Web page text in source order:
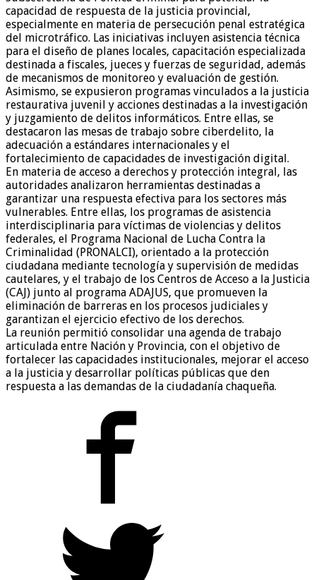
capacidad de respuesta de la justicia provincial,
especialmente en materia de persecución penal estratégica
del microtráfico. Las iniciativas incluyen asistencia técnica
para el diseño de planes locales, capacitación especializada
destinada a fiscales, jueces y fuerzas de seguridad, además
de mecanismos de monitoreo y evaluación de gestión.
Asimismo, se expusieron programas vinculados a la justicia
restaurativa juvenil y acciones destinadas a la investigación
y juzgamiento de delitos informáticos. Entre ellas, se
destacaron las mesas de trabajo sobre ciberdelito, la
adecuación a estándares internacionales y el
fortalecimiento de capacidades de investigación digital.
En materia de acceso a derechos y protección integral, las
autoridades analizaron herramientas destinadas a
garantizar una respuesta efectiva para los sectores más
vulnerables. Entre ellas, los programas de asistencia
interdisciplinaria para víctimas de violencias y delitos
federales, el Programa Nacional de Lucha Contra la
Criminalidad (PRONALCI), orientado a la protección
ciudadana mediante tecnología y supervisión de medidas
cautelares, y el trabajo de los Centros de Acceso a la Justicia
(CAJ) junto al programa ADAJUS, que promueven la
eliminación de barreras en los procesos judiciales y
garantizan el ejercicio efectivo de los derechos.
La reunión permitió consolidar una agenda de trabajo
articulada entre Nación y Provincia, con el objetivo de
fortalecer las capacidades institucionales, mejorar el acceso
a la justicia y desarrollar políticas públicas que den
respuesta a las demandas de la ciudadanía chaqueña.